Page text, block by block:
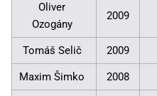
Oliver
Ozogány
2009
Tomáš Selič 2009
Maxim Šimko 2008